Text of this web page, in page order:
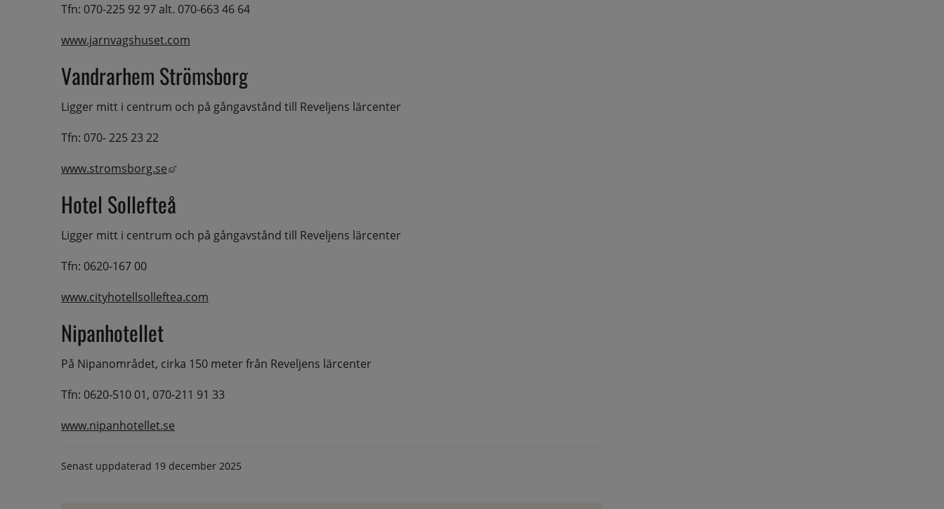
Tfn: 070-225 92 97 alt. 070-663 46 64
www.jarnvagshuset.com
Vandrarhem Strömsborg
Ligger mitt i centrum och på gångavstånd till Reveljens lärcenter
Tfn: 070- 225 23 22
www.stromsborg.se Länk till annan webbplats, öppnas i nytt fönster.
Hotel Sollefteå
Ligger mitt i centrum och på gångavstånd till Reveljens lärcenter
Tfn: 0620-167 00
www.cityhotellsolleftea.com
Nipanhotellet
På Nipanområdet, cirka 150 meter från Reveljens lärcenter
Tfn: 0620-510 01, 070-211 91 33
www.nipanhotellet.se
Senast uppdaterad 19 december 2025